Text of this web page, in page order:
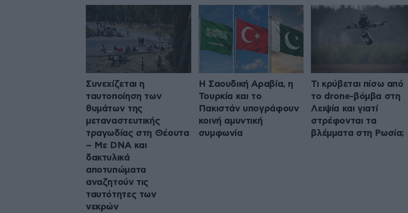
Συνεχίζεται η
ταυτοποίηση των
θυμάτων της
μεταναστευτικής
τραγωδίας στη Θέουτα
– Με DNA και
δακτυλικά
αποτυπώματα
αναζητούν τις
ταυτότητες των
νεκρών
Η Σαουδική Αραβία, η
Τουρκία και το
Πακιστάν υπογράφουν
κοινή αμυντική
συμφωνία
Τι κρύβεται πίσω από
το drone-βόμβα στη
Λειψία και γιατί
στρέφονται τα
βλέμματα στη Ρωσία;